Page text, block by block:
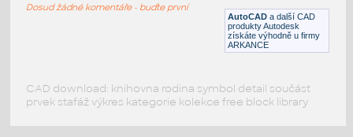
AutoCAD a další CAD
produkty Autodesk
získáte výhodně u firmy
ARKANCE
Dosud žádné komentáře - buďte první
CAD download: knihovna rodina symbol detail součást
prvek stafáž výkres kategorie kolekce free block library